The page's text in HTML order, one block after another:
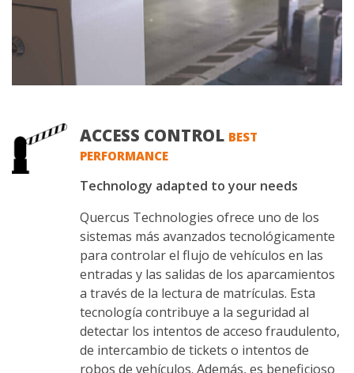
ACCESS CONTROL BEST
PERFORMANCE
Technology adapted to your needs
Quercus Technologies ofrece uno de los
sistemas más avanzados tecnológicamente
para controlar el flujo de vehículos en las
entradas y las salidas de los aparcamientos
a través de la lectura de matrículas. Esta
tecnología contribuye a la seguridad al
detectar los intentos de acceso fraudulento,
de intercambio de tickets o intentos de
robos de vehículos. Además, es beneficioso